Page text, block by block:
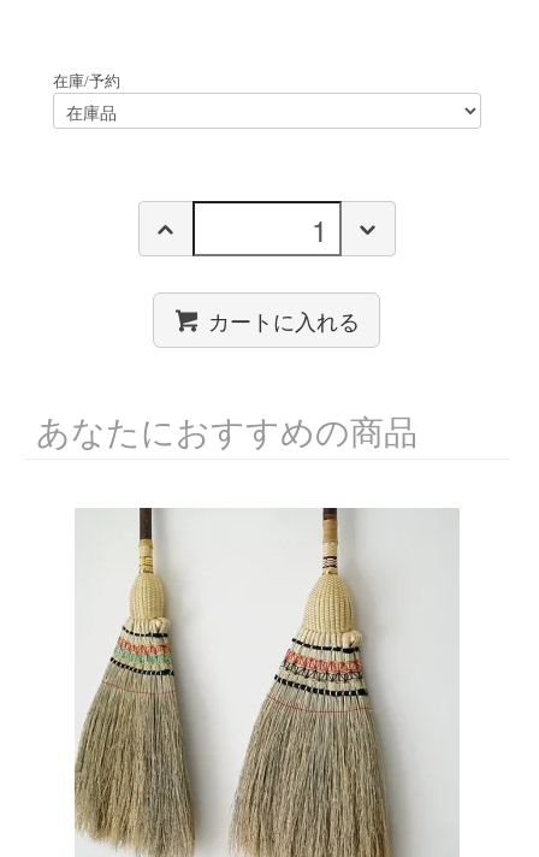
在庫/予約
カートに入れる
あなたにおすすめの商品